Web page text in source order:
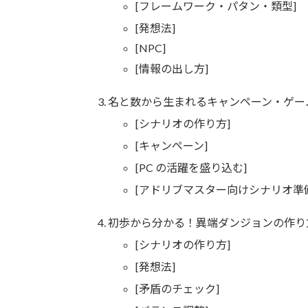
[フレームワーク・パタン・類型]
[発想法]
[NPC]
[情報の出し方]
名と数から生まれるキャンペーン・ゲー
[シナリオの作り方]
[キャンペーン]
[PC の活躍を盛り込む]
[アドリブマスター向けシナリオ準
初歩から分かる！異端ダンジョンの作
[シナリオの作り方]
[発想法]
[矛盾のチェック]